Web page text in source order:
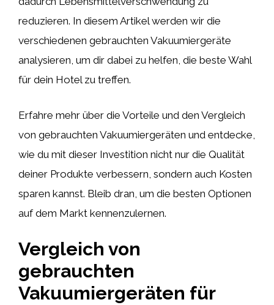
reduzieren. In diesem Artikel werden wir die
verschiedenen gebrauchten Vakuumiergeräte
analysieren, um dir dabei zu helfen, die beste Wahl
für dein Hotel zu treffen.
Erfahre mehr über die Vorteile und den Vergleich
von gebrauchten Vakuumiergeräten und entdecke,
wie du mit dieser Investition nicht nur die Qualität
deiner Produkte verbessern, sondern auch Kosten
sparen kannst. Bleib dran, um die besten Optionen
auf dem Markt kennenzulernen.
Vergleich von
gebrauchten
Vakuumiergeräten für